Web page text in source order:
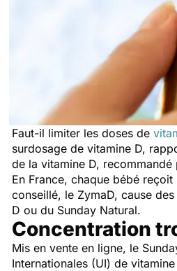
Faut-il limiter les doses de
surdosage de vitamine D,
de la vitamine D,
En France, chaque bébé
conseillé, le ZymaD, cause
D ou du Sunday Natural.
Concentration
Mis en vente en ligne, le
Internationales (UI) de